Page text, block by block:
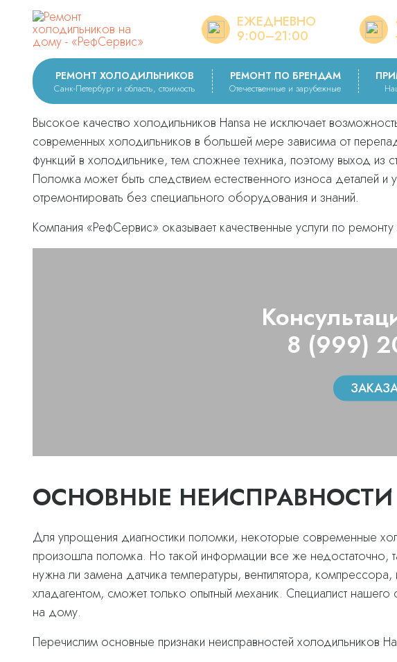
ЕЖЕДНЕВНО
9:00–21:00
РЕМОНТ ХОЛОДИЛЬНИКОВ
Санк-Петербург и область, стоимость
РЕМОНТ ПО БРЕНДАМ
Отечественные и зарубежные
Вы здесь: Ремонт холодильников Ремонт по брендам Hansa
РЕМОНТ ХОЛОДИЛЬНИКОВ
Высокое качество холодильников Hansa не исключает
современных холодильников в большей мере зависима от
функций в холодильнике, тем сложнее техника, поэтому выход из
Поломка может быть следствием естественного износа деталей
отремонтировать без специального оборудования и знаний.
Компания «РефСервис» оказывает качественные услуги по
8 (999)
ОСНОВНЫЕ
Для упрощения диагностики поломки, некоторые современные
произошла поломка. Но такой информации все же недостаточно,
нужна ли замена датчика температуры, вентилятора,
хладагентом, сможет только опытный механик. Специалист
на дому.
Перечислим основные признаки неисправностей холодильников